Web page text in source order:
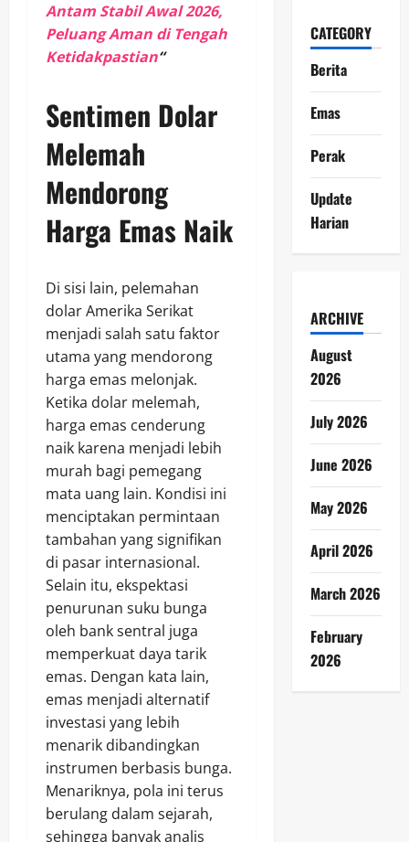
Antam Stabil Awal 2026,
Peluang Aman di Tengah
Ketidakpastian“
Sentimen Dolar
Melemah
Mendorong
Harga Emas Naik
Di sisi lain, pelemahan
dolar Amerika Serikat
menjadi salah satu faktor
utama yang mendorong
harga emas melonjak.
Ketika dolar melemah,
harga emas cenderung
naik karena menjadi lebih
murah bagi pemegang
mata uang lain. Kondisi ini
menciptakan permintaan
tambahan yang signifikan
di pasar internasional.
Selain itu, ekspektasi
penurunan suku bunga
oleh bank sentral juga
memperkuat daya tarik
emas. Dengan kata lain,
emas menjadi alternatif
investasi yang lebih
menarik dibandingkan
instrumen berbasis bunga.
Menariknya, pola ini terus
berulang dalam sejarah,
sehingga banyak analis
CATEGORY
Berita
Emas
Perak
Update
Harian
ARCHIVE
August
2026
July 2026
June 2026
May 2026
April 2026
March 2026
February
2026